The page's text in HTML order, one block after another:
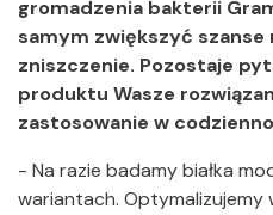
gromadzenia bakterii
samym zwiększyć szanse
zniszczenie. Pozostaje
produktu Wasze
zastosowanie w
- Na razie badamy białka
wariantach. Optymalizujemy